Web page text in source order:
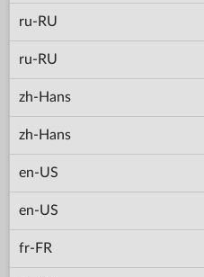
ru-RU
ru-RU
zh-Hans
zh-Hans
en-US
en-US
fr-FR